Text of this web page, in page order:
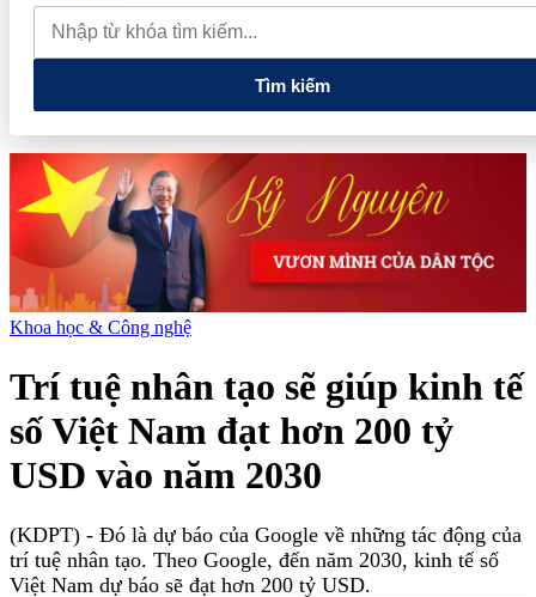
lao dốc mất mốc 100.000 đồng/kg
Chính phủ kiến tạo hệ sinh
thái phát triển, nâng tầm kinh tế tư nhân
Tìm kiếm
Khoa học & Công nghệ
Trí tuệ nhân tạo sẽ giúp kinh tế
số Việt Nam đạt hơn 200 tỷ
USD vào năm 2030
(KDPT) - Đó là dự báo của Google về những tác động của
trí tuệ nhân tạo. Theo Google, đến năm 2030, kinh tế số
Việt Nam dự báo sẽ đạt hơn 200 tỷ USD.